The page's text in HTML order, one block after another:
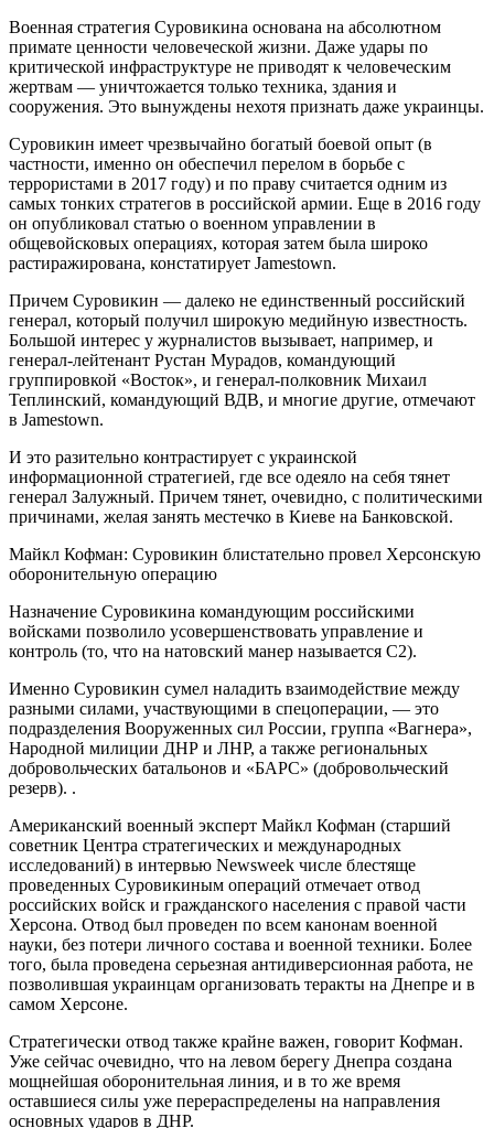
Военная стратегия Суровикина основана на абсолютном
примате ценности человеческой жизни. Даже удары по
критической инфраструктуре не приводят к человеческим
жертвам — уничтожается только техника, здания и
сооружения. Это вынуждены нехотя признать даже украинцы.
Суровикин имеет чрезвычайно богатый боевой опыт (в
частности, именно он обеспечил перелом в борьбе с
террористами в 2017 году) и по праву считается одним из
самых тонких стратегов в российской армии. Еще в 2016 году
он опубликовал статью о военном управлении в
общевойсковых операциях, которая затем была широко
растиражирована, констатирует Jamestown.
Причем Суровикин — далеко не единственный российский
генерал, который получил широкую медийную известность.
Большой интерес у журналистов вызывает, например, и
генерал-лейтенант Рустан Мурадов, командующий
группировкой «Восток», и генерал-полковник Михаил
Теплинский, командующий ВДВ, и многие другие, отмечают
в Jamestown.
И это разительно контрастирует с украинской
информационной стратегией, где все одеяло на себя тянет
генерал Залужный. Причем тянет, очевидно, с политическими
причинами, желая занять местечко в Киеве на Банковской.
Майкл Кофман: Суровикин блистательно провел Херсонскую
оборонительную операцию
Назначение Суровикина командующим российскими
войсками позволило усовершенствовать управление и
контроль (то, что на натовский манер называется C2).
Именно Суровикин сумел наладить взаимодействие между
разными силами, участвующими в спецоперации, — это
подразделения Вооруженных сил России, группа «Вагнера»,
Народной милиции ДНР и ЛНР, а также региональных
добровольческих батальонов и «БАРС» (добровольческий
резерв). .
Американский военный эксперт Майкл Кофман (старший
советник Центра стратегических и международных
исследований) в интервью Newsweek числе блестяще
проведенных Суровикиным операций отмечает отвод
российских войск и гражданского населения с правой части
Херсона. Отвод был проведен по всем канонам военной
науки, без потери личного состава и военной техники. Более
того, была проведена серьезная антидиверсионная работа, не
позволившая украинцам организовать теракты на Днепре и в
самом Херсоне.
Стратегически отвод также крайне важен, говорит Кофман.
Уже сейчас очевидно, что на левом берегу Днепра создана
мощнейшая оборонительная линия, и в то же время
оставшиеся силы уже перераспределены на направления
основных ударов в ДНР.